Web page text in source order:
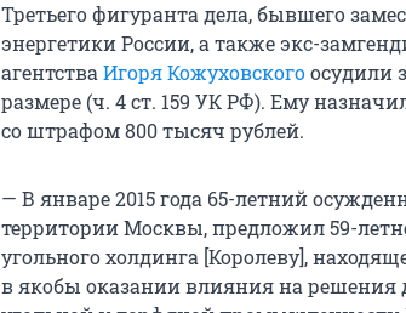
Третьего фигуранта дела, бывшего
энергетики России, а также экс-
агентства Игоря Кожуховскогоосудили
размере (ч. 4 ст. 159 УК РФ). Ему
со штрафом 800 тысяч рублей.
— В январе 2015 года 65-летний
территории Москвы, предложил 59-
угольного холдинга [Королеву],
в якобы оказании влияния на